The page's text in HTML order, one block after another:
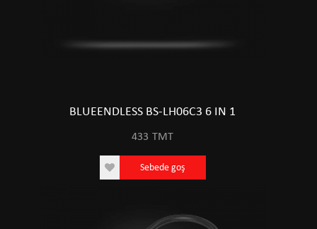
BLUEENDLESS BS-LH06C3 6 IN 1
433 TMT
Sebede goş